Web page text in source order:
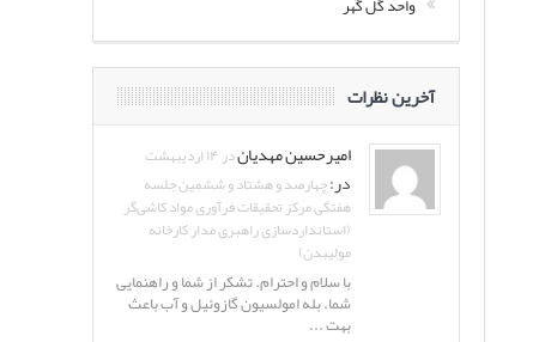
آخرین نظرات
امیرحسین مهدیاندر ۱۴ اردیبهشت
در:چهارصد و هشتاد و ششمین جلسه
هفتگی مرکز تحقیقات فرآوری مواد کاشی‌گر
(استانداردسازی راهبری مدار کارخانه
مولیبدن)
با سلام و احترام. تشکر از شما و راهنمایی
شما. بله امولسیون گازوئیل و آب باعث
بهت ...